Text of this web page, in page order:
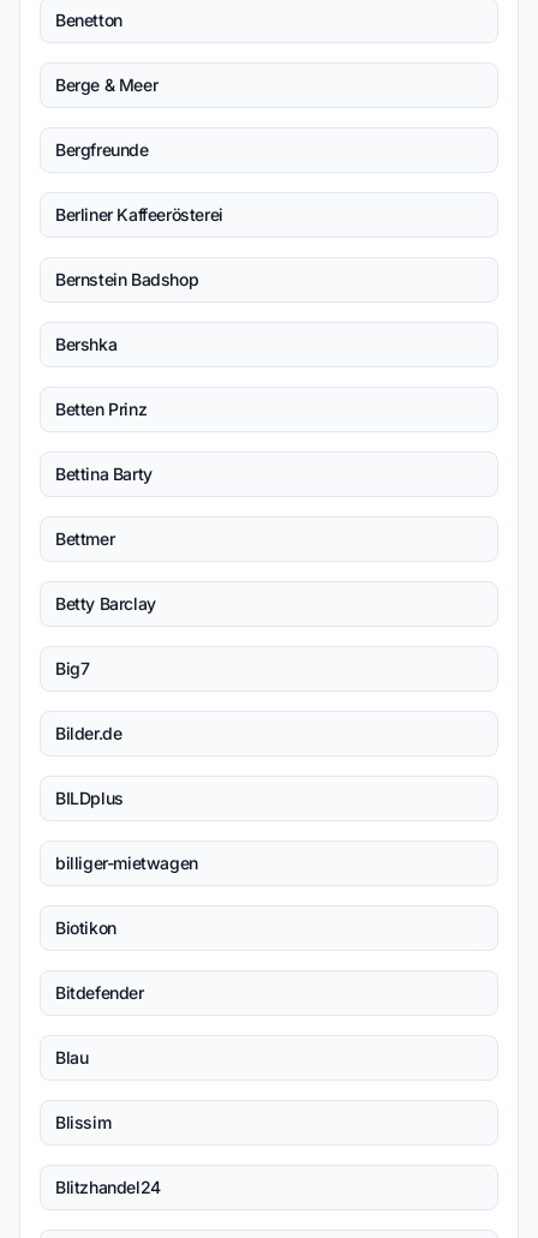
Benetton
Berge & Meer
Bergfreunde
Berliner Kaffeerösterei
Bernstein Badshop
Bershka
Betten Prinz
Bettina Barty
Bettmer
Betty Barclay
Big7
Bilder.de
BILDplus
billiger-mietwagen
Biotikon
Bitdefender
Blau
Blissim
Blitzhandel24